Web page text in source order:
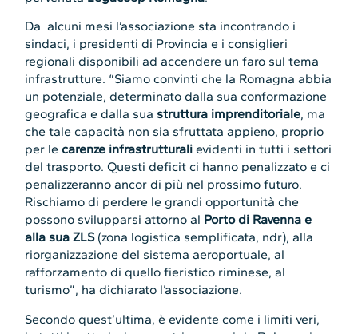
Da alcuni mesi l’associazione sta incontrando i
sindaci, i presidenti di Provincia e i consiglieri
regionali disponibili ad accendere un faro sul tema
infrastrutture. “Siamo convinti che la Romagna abbia
un potenziale, determinato dalla sua conformazione
geografica e dalla sua struttura imprenditoriale, ma
che tale capacità non sia sfruttata appieno, proprio
per le carenze infrastrutturalievidenti in tutti i settori
del trasporto. Questi deficit ci hanno penalizzato e ci
penalizzeranno ancor di più nel prossimo futuro.
Rischiamo di perdere le grandi opportunità che
possono svilupparsi attorno al Porto di Ravenna e
alla sua ZLS(zona logistica semplificata, ndr), alla
riorganizzazione del sistema aeroportuale, al
rafforzamento di quello fieristico riminese, al
turismo”, ha dichiarato l’associazione.
Secondo quest’ultima, è evidente come i limiti veri,